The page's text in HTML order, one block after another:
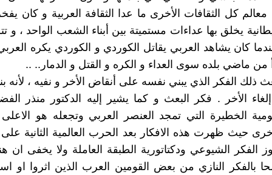
كل الثقافات الأخرى ما عدا الثقافة العربية و كان
يخلق بها عداءات مستميتة بين أبناء الشعب الواحد ، و
كان يشاهد العربي يقاتل الكوردي و الكوردي يكره
من ماضي بلده سوى العداء و الكره و القتل و الدمار.. ..
ذلك الفكر الذي يبني نفسه على أنقاض الأخر و نفيه ، لأنه
الأخر . فكر البعث و كما يشير إليه الدكتور منذر
الخطيرة التي تمجد العنصر العربي وتجعله هو
حيث ظهرت هذه الافكار بعد الحرب العالمية الثانية على
الفكر الشيوعي ودكتاتورية الطبقة العاملة ولا يخفى ان
بالفكر النازي من بعض القومين العرب الذين اثروا او